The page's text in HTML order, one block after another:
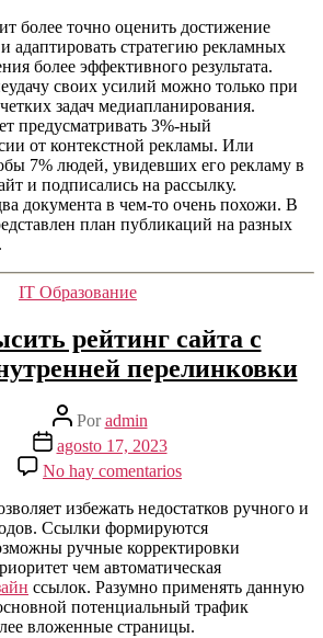
более точно оценить достижение
адаптировать стратегию рекламных
более эффективного результата.
своих усилий можно только при
задач медиапланирования.
предусматривать 3%-ный
от контекстной рекламы. Или
7% людей, увидевших его рекламу в
и подписались на рассылку.
документа в чем-то очень похожи. В
план публикаций на разных
Categorías
IT Образование
рейтинг сайта с
перелинковки
Autor
de
la
entrada
Poradmin
Fecha
de
la
agosto 17, 2023
No hay comentarios
Как
повысить
рейтинг
сайта
с
помощью
внутренней
перелинковки
избежать недостатков ручного и
Ссылки формируются
ручные корректировки
чем автоматическая
ссылок. Разумно применять данную
потенциальный трафик
вложенные страницы.